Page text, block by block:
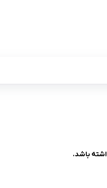
باشد.